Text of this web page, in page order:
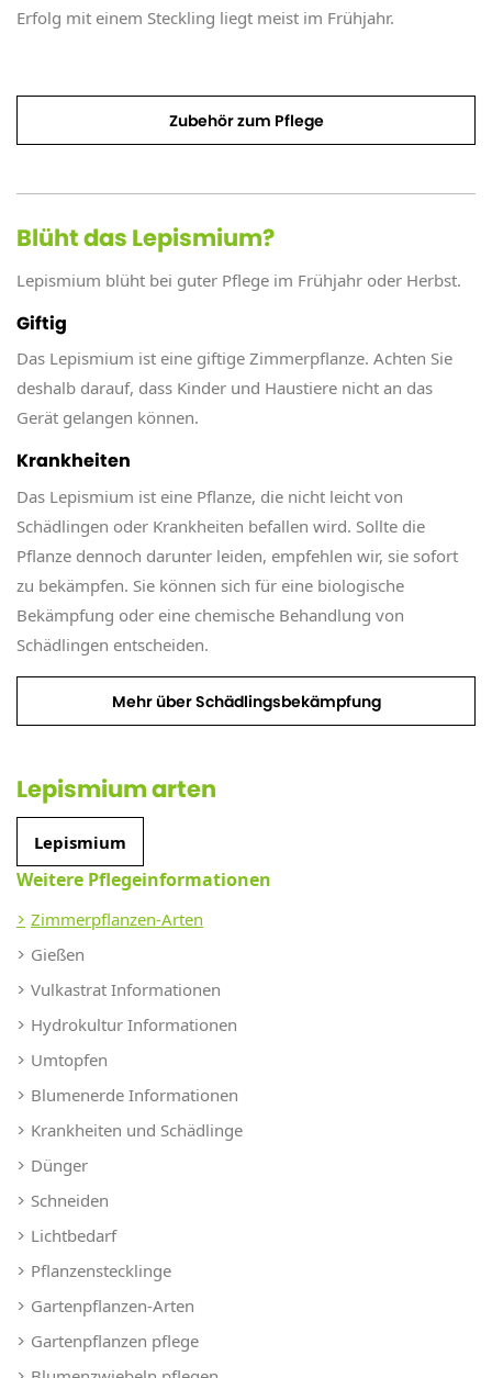
Erfolg mit einem Steckling liegt meist im Frühjahr.
Zubehör zum Pflege
Blüht das Lepismium?
Lepismium blüht bei guter Pflege im Frühjahr oder Herbst.
Giftig
Das Lepismium ist eine giftige Zimmerpflanze. Achten Sie
deshalb darauf, dass Kinder und Haustiere nicht an das
Gerät gelangen können.
Krankheiten
Das Lepismium ist eine Pflanze, die nicht leicht von
Schädlingen oder Krankheiten befallen wird. Sollte die
Pflanze dennoch darunter leiden, empfehlen wir, sie sofort
zu bekämpfen. Sie können sich für eine biologische
Bekämpfung oder eine chemische Behandlung von
Schädlingen entscheiden.
Mehr über Schädlingsbekämpfung
Lepismium arten
Lepismium
Weitere Pflegeinformationen
Zimmerpflanzen-Arten
Gießen
Vulkastrat Informationen
Hydrokultur Informationen
Umtopfen
Blumenerde Informationen
Krankheiten und Schädlinge
Dünger
Schneiden
Lichtbedarf
Pflanzenstecklinge
Gartenpflanzen-Arten
Gartenpflanzen pflege